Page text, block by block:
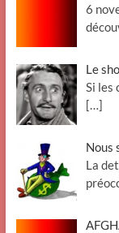
6
Le
Si les
[…]
Nous
La